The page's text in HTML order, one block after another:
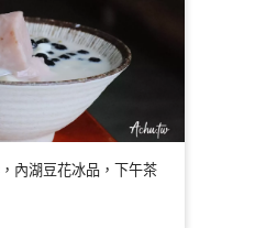
內湖豆花冰品，下午茶